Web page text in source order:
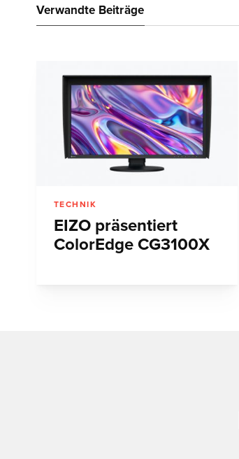
Verwandte Beiträge
TECHNIK
EIZO präsentiert
ColorEdge CG3100X